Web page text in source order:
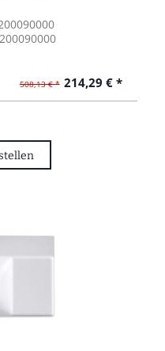
508,13 € * 214,29 € *